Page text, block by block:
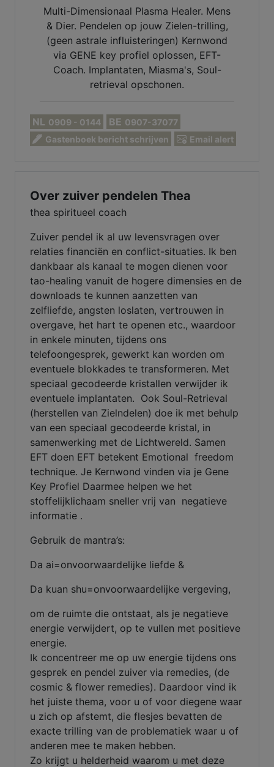
Multi-Dimensionaal Plasma Healer. Mens
& Dier. Pendelen op jouw Zielen-trilling,
(geen astrale influisteringen) Kernwond
via GENE key profiel oplossen, EFT-
Coach. Implantaten, Miasma's, Soul-
retrieval opschonen.
NL 0909 - 0144 BE 0907-37077
Gastenboek bericht schrijven
Email alert
Over zuiver pendelen Thea
thea spiritueel coach
Zuiver pendel ik al uw levensvragen over
relaties financiën en conflict-situaties. Ik ben
dankbaar als kanaal te mogen dienen voor
tao-healing vanuit de hogere dimensies en de
downloads te kunnen aanzetten van
zelfliefde, angsten loslaten, vertrouwen in
overgave, het hart te openen etc., waardoor
in enkele minuten, tijdens ons
telefoongesprek, gewerkt kan worden om
eventuele blokkades te transformeren. Met
speciaal gecodeerde kristallen verwijder ik
eventuele implantaten. Ook Soul-Retrieval
(herstellen van Zielndelen) doe ik met behulp
van een speciaal gecodeerde kristal, in
samenwerking met de Lichtwereld. Samen
EFT doen EFT betekent Emotional freedom
technique. Je Kernwond vinden via je Gene
Key Profiel Daarmee helpen we het
stoffelijklichaam sneller vrij van negatieve
informatie .
Gebruik de mantra’s:
Da ai=onvoorwaardelijke liefde &
Da kuan shu=onvoorwaardelijke vergeving,
om de ruimte die ontstaat, als je negatieve
energie verwijdert, op te vullen met positieve
energie.
Ik concentreer me op uw energie tijdens ons
gesprek en pendel zuiver via remedies, (de
cosmic & flower remedies). Daardoor vind ik
het juiste thema, voor u of voor diegene waar
u zich op afstemt, die flesjes bevatten de
exacte trilling van de problematiek waar u of
anderen mee te maken hebben.
Zo krijgt u helderheid waarom u met deze